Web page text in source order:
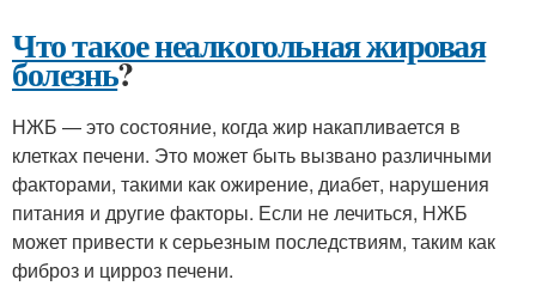
Что такое неалкогольная жировая
болезнь?
НЖБ — это состояние, когда жир накапливается в
клетках печени. Это может быть вызвано различными
факторами, такими как ожирение, диабет, нарушения
питания и другие факторы. Если не лечиться, НЖБ
может привести к серьезным последствиям, таким как
фиброз и цирроз печени.